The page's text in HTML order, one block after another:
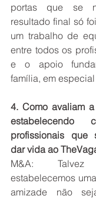
portas que se
resultado final só
um trabalho de
entre todos os
e o apoio
família, em
4. Como avaliam
profissionais que
dar vida ao
M&A:
estabelecemos
amizade não